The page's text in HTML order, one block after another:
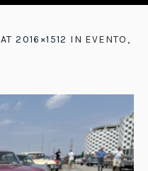
AT 2016×1512 IN EVENTO,